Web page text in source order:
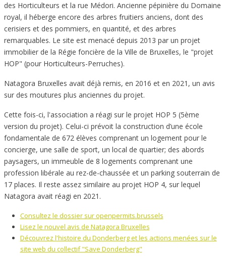
des Horticulteurs et la rue Médori. Ancienne pépinière du Domaine
royal, il héberge encore des arbres fruitiers anciens, dont des
cerisiers et des pommiers, en quantité, et des arbres
remarquables. Le site est menacé depuis 2013 par un projet
immobilier de la Régie foncière de la Ville de Bruxelles, le "projet
HOP" (pour Horticulteurs-Perruches).
Natagora Bruxelles avait déjà remis, en 2016 et en 2021, un avis
sur des moutures plus anciennes du projet.
Cette fois-ci, l'association a réagi sur le projet HOP 5 (5ème
version du projet). Celui-ci prévoit la construction d’une école
fondamentale de 672 élèves comprenant un logement pour le
concierge, une salle de sport, un local de quartier; des abords
paysagers, un immeuble de 8 logements comprenant une
profession libérale au rez-de-chaussée et un parking souterrain de
17 places. Il reste assez similaire au projet HOP 4, sur lequel
Natagora avait réagi en 2021.
Consultez le dossier sur openpermits.brussels
Lisez le nouvel avis de Natagora Bruxelles
Découvrez l'histoire du Donderberg et les actions menées sur le
site web du collectif "Save Donderberg"